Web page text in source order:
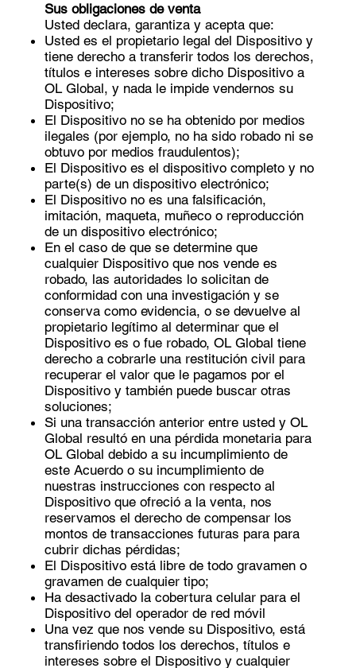
Sus obligaciones de venta
Usted declara, garantiza y acepta que:
Usted es el propietario legal del Dispositivo y
tiene derecho a transferir todos los derechos,
títulos e intereses sobre dicho Dispositivo a
OL Global, y nada le impide vendernos su
Dispositivo;
El Dispositivo no se ha obtenido por medios
ilegales (por ejemplo, no ha sido robado ni se
obtuvo por medios fraudulentos);
El Dispositivo es el dispositivo completo y no
parte(s) de un dispositivo electrónico;
El Dispositivo no es una falsificación,
imitación, maqueta, muñeco o reproducción
de un dispositivo electrónico;
En el caso de que se determine que
cualquier Dispositivo que nos vende es
robado, las autoridades lo solicitan de
conformidad con una investigación y se
conserva como evidencia, o se devuelve al
propietario legítimo al determinar que el
Dispositivo es o fue robado, OL Global tiene
derecho a cobrarle una restitución civil para
recuperar el valor que le pagamos por el
Dispositivo y también puede buscar otras
soluciones;
Si una transacción anterior entre usted y OL
Global resultó en una pérdida monetaria para
OL Global debido a su incumplimiento de
este Acuerdo o su incumplimiento de
nuestras instrucciones con respecto al
Dispositivo que ofreció a la venta, nos
reservamos el derecho de compensar los
montos de transacciones futuras para para
cubrir dichas pérdidas;
El Dispositivo está libre de todo gravamen o
gravamen de cualquier tipo;
Ha desactivado la cobertura celular para el
Dispositivo del operador de red móvil
Una vez que nos vende su Dispositivo, está
transfiriendo todos los derechos, títulos e
intereses sobre el Dispositivo y cualquier